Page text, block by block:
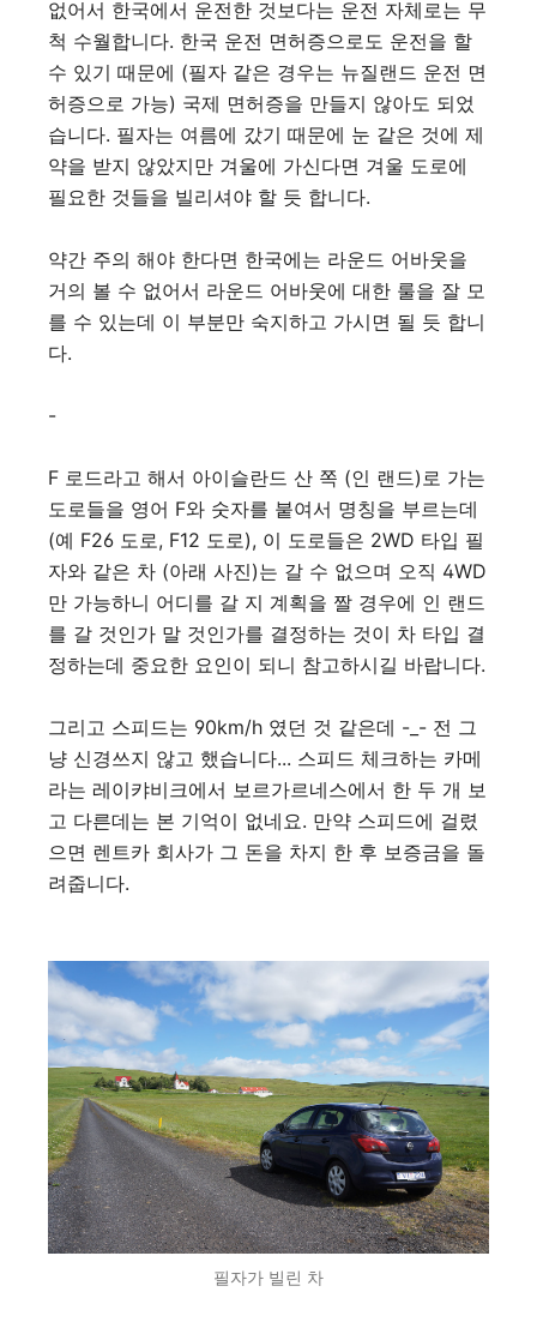
없어서 한국에서 운전한 것보다는 운전 자체로는 무
척 수월합니다. 한국 운전 면허증으로도 운전을 할
수 있기 때문에 (필자 같은 경우는 뉴질랜드 운전 면
허증으로 가능) 국제 면허증을 만들지 않아도 되었
습니다. 필자는 여름에 갔기 때문에 눈 같은 것에 제
약을 받지 않았지만 겨울에 가신다면 겨울 도로에
필요한 것들을 빌리셔야 할 듯 합니다.
약간 주의 해야 한다면 한국에는 라운드 어바웃을
거의 볼 수 없어서 라운드 어바웃에 대한 룰을 잘 모
를 수 있는데 이 부분만 숙지하고 가시면 될 듯 합니
다.
-
F 로드라고 해서 아이슬란드 산 쪽 (인 랜드)로 가는
도로들을 영어 F와 숫자를 붙여서 명칭을 부르는데
(예 F26 도로, F12 도로), 이 도로들은 2WD 타입 필
자와 같은 차 (아래 사진)는 갈 수 없으며 오직 4WD
만 가능하니 어디를 갈 지 계획을 짤 경우에 인 랜드
를 갈 것인가 말 것인가를 결정하는 것이 차 타입 결
정하는데 중요한 요인이 되니 참고하시길 바랍니다.
그리고 스피드는 90km/h 였던 것 같은데 -_- 전 그
냥 신경쓰지 않고 했습니다... 스피드 체크하는 카메
라는 레이캬비크에서 보르가르네스에서 한 두 개 보
고 다른데는 본 기억이 없네요. 만약 스피드에 걸렸
으면 렌트카 회사가 그 돈을 차지 한 후 보증금을 돌
려줍니다.
필자가 빌린 차